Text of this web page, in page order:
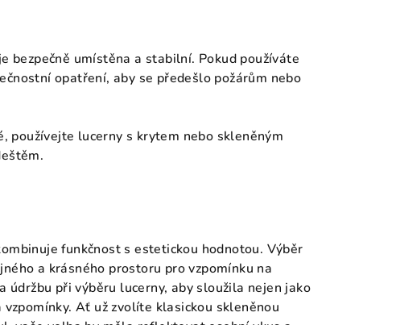
bezpečně umístěna a stabilní. Pokud používáte
opatření, aby se předešlo požárům nebo
používejte lucerny s krytem nebo skleněným
funkčnost s estetickou hodnotou. Výběr
a krásného prostoru pro vzpomínku na
při výběru lucerny, aby sloužila nejen jako
Ať už zvolíte klasickou skleněnou